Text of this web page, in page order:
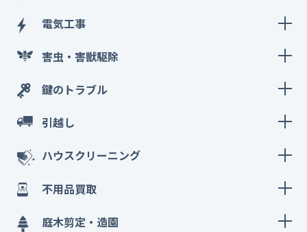
電気工事
害虫・害獣駆除
鍵のトラブル
引越し
ハウスクリーニング
不用品買取
庭木剪定・造園